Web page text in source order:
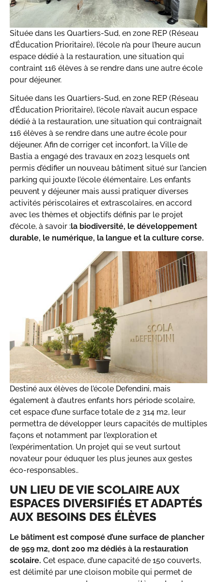
Située dans les Quartiers-Sud, en zone REP (Réseau
d’Éducation Prioritaire), l’école n’a pour l’heure aucun
espace dédié à la restauration, une situation qui
contraint 116 élèves à se rendre dans une autre école
pour déjeuner.
Située dans les Quartiers-Sud, en zone REP (Réseau
d’Éducation Prioritaire), l’école n’avait aucun espace
dédié à la restauration, une situation qui contraignait
116 élèves à se rendre dans une autre école pour
déjeuner. Afin de corriger cet inconfort, la Ville de
Bastia a engagé des travaux en 2023 lesquels ont
permis d’édifier un nouveau bâtiment situé sur l’ancien
parking qui jouxte l’école élémentaire. Les enfants
peuvent y déjeuner mais aussi pratiquer diverses
activités périscolaires et extrascolaires, en accord
avec les thèmes et objectifs définis par le projet
d’école, à savoir :la biodiversité, le développement
durable, le numérique, la langue et la culture corse.
Destiné aux élèves de l’école Defendini, mais
également à d’autres enfants hors période scolaire,
cet espace d’une surface totale de 2 314 m2, leur
permettra de développer leurs capacités de multiples
façons et notamment par l’exploration et
l’expérimentation. Un projet qui se veut surtout
novateur pour éduquer les plus jeunes aux gestes
éco-responsables..
UN LIEU DE VIE SCOLAIRE AUX
ESPACES DIVERSIFIÉS ET ADAPTÉS
AUX BESOINS DES ÉLÈVES
Le bâtiment est composé d’une surface de plancher
de 959 m2, dont 200 m2 dédiés à la restauration
scolaire. Cet espace, d’une capacité de 150 couverts,
est délimité par une cloison mobile qui permet de